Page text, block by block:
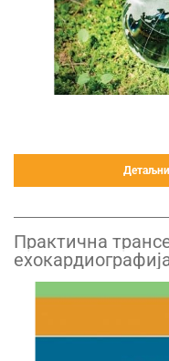
Практична